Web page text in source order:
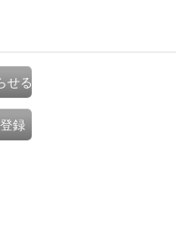
せる
録